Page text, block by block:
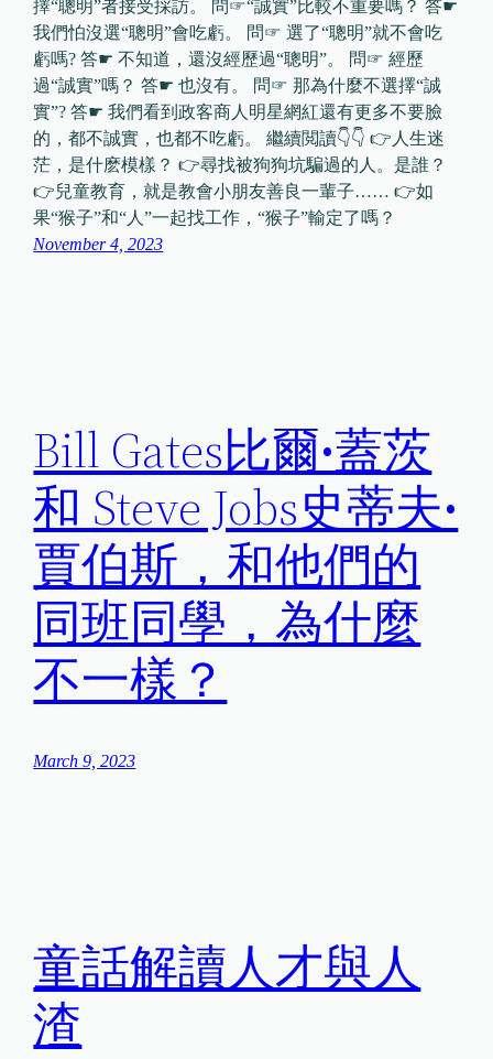
擇“聰明”者接受採訪。 問☞“誠實”比較不重要嗎？ 答☛
我們怕沒選“聰明”會吃虧。 問☞ 選了“聰明”就不會吃
虧嗎? 答☛ 不知道，還沒經歷過“聰明”。 問☞ 經歷
過“誠實”嗎？ 答☛ 也沒有。 問☞ 那為什麼不選擇“誠
實”? 答☛ 我們看到政客商人明星網紅還有更多不要臉
的，都不誠實，也都不吃虧。 繼續閲讀👇👇 👉人生迷
茫，是什麽模樣？ 👉尋找被狗狗坑騙過的人。是誰？
👉兒童教育，就是教會小朋友善良一輩子…… 👉如
果“猴子”和“人”一起找工作，“猴子”輸定了嗎？
November 4, 2023
Bill Gates比爾•蓋茨
和 Steve Jobs史蒂夫•
賈伯斯，和他們的
同班同學，為什麼
不一樣？
March 9, 2023
童話解讀人才與人
渣